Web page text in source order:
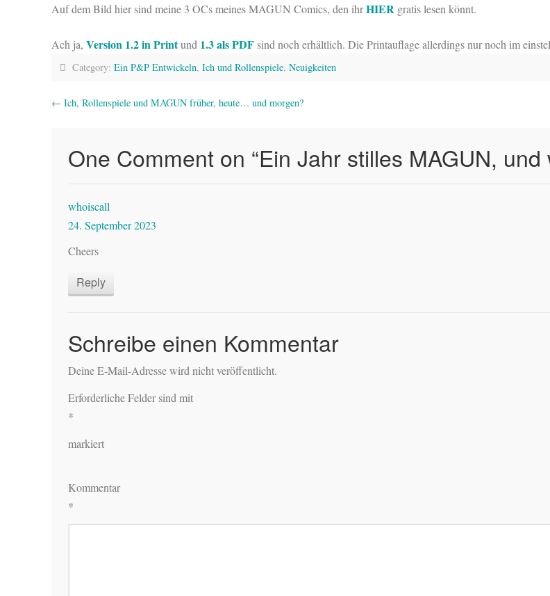
Auf dem Bild hier sind meine 3 OCs meines MAGUN Comics, den ihrHIER gratis lesen könnt.
Ach ja, Version 1.2 in Printund 1.3 als PDF sind noch erhältlich. Die Printauflage allerdings nur noch im
Category: Ein P&P Entwickeln, Ich und Rollenspiele, Neuigkeiten
← Ich, Rollenspiele und MAGUN früher, heute… und morgen?
One Comment on “Ein Jahr stilles MAGUN,
whoiscall
24. September 2023
Cheers
Reply
Schreibe einen Kommentar
Deine E-Mail-Adresse wird nicht veröffentlicht.
Erforderliche Felder sind mit
*
markiert
Kommentar
*